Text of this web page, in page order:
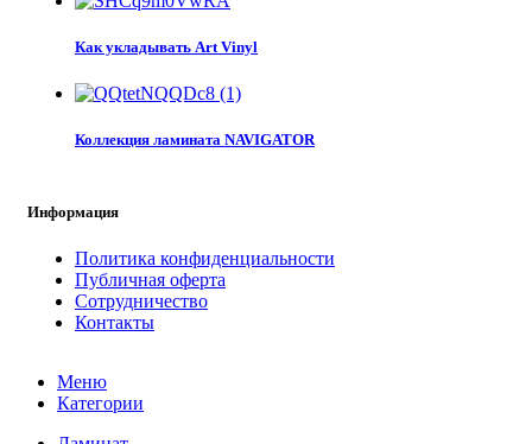
Как укладывать Art Vinyl
Коллекция ламината NAVIGATOR
Информация
Политика конфиденциальности
Публичная оферта
Сотрудничество
Контакты
Меню
Категории